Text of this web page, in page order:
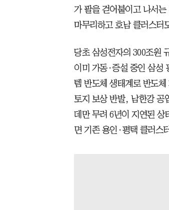
가 팔을 걷어붙이고 나서
마무리하고 호남 클러스터
당초 삼성전자의 300조원
이미 가동·증설 중인 삼성
템 반도체 생태계로 반도
토지 보상 반발, 남한강 공
데만 무려 6년이 지연된 상
면 기존 용인·평택 클러스